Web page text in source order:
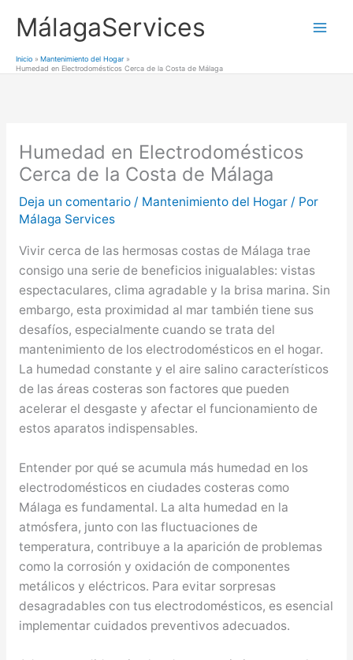
MálagaServices
Inicio
Mantenimiento del Hogar
Humedad en Electrodomésticos Cerca de la Costa de Málaga
Humedad en Electrodomésticos
Cerca de la Costa de Málaga
Deja un comentario / Mantenimiento del Hogar/ Por
Málaga Services
Vivir cerca de las hermosas costas de Málaga trae
consigo una serie de beneficios inigualables: vistas
espectaculares, clima agradable y la brisa marina. Sin
embargo, esta proximidad al mar también tiene sus
desafíos, especialmente cuando se trata del
mantenimiento de los electrodomésticos en el hogar.
La humedad constante y el aire salino característicos
de las áreas costeras son factores que pueden
acelerar el desgaste y afectar el funcionamiento de
estos aparatos indispensables.
Entender por qué se acumula más humedad en los
electrodomésticos en ciudades costeras como
Málaga es fundamental. La alta humedad en la
atmósfera, junto con las fluctuaciones de
temperatura, contribuye a la aparición de problemas
como la corrosión y oxidación de componentes
metálicos y eléctricos. Para evitar sorpresas
desagradables con tus electrodomésticos, es esencial
implementar cuidados preventivos adecuados.